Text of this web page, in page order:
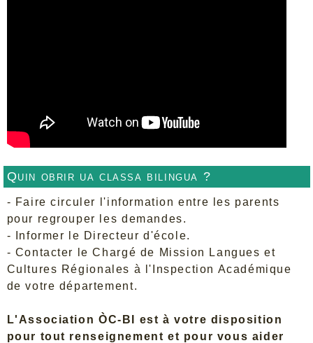
Quin obrir ua classa bilingua ?
- Faire circuler l'information entre les parents
pour regrouper les demandes.
- Informer le Directeur d'école.
- Contacter le Chargé de Mission Langues et
Cultures Régionales à l'Inspection Académique
de votre département.
L'Association ÒC-BI est à votre disposition
pour tout renseignement et pour vous aider